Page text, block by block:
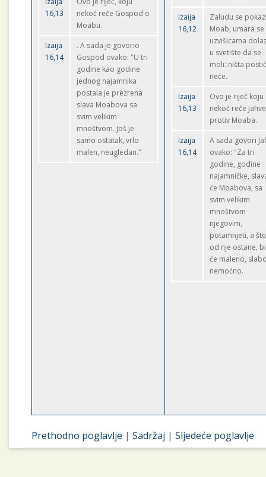
16,13
nekoć reče Gospod o
Moabu.
Izaija
16,14
. A sada je govorio
Gospod ovako: "U tri
godine kao godine
jednog najamnika
postala je prezrena
slava Moabova sa
svim velikim
mnoštvom. Još je
samo ostatak, vrlo
malen, neugledan."
Izaija
16,12
Zaludu se
Moab, umara se
uzvišicama
u svetište da se
moli: ništa
neće.
Izaija
16,13
Ovo je riječ koju
nekoć reče Jahve
protiv Moaba.
Izaija
16,14
A sada govori
ovako: "Za tri
godine, godine
najamničke,
će Moabova, sa
svim velikim
mnoštvom
njegovim,
potamnjeti, a
od nje ostane,
će maleno,
nemoćno.
Prethodno poglavlje |Sadržaj |Sljedeće poglavlje